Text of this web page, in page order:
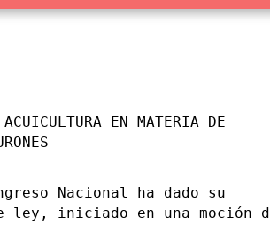
EN MATERIA DE
Nacional ha dado su
ley, iniciado en una moción